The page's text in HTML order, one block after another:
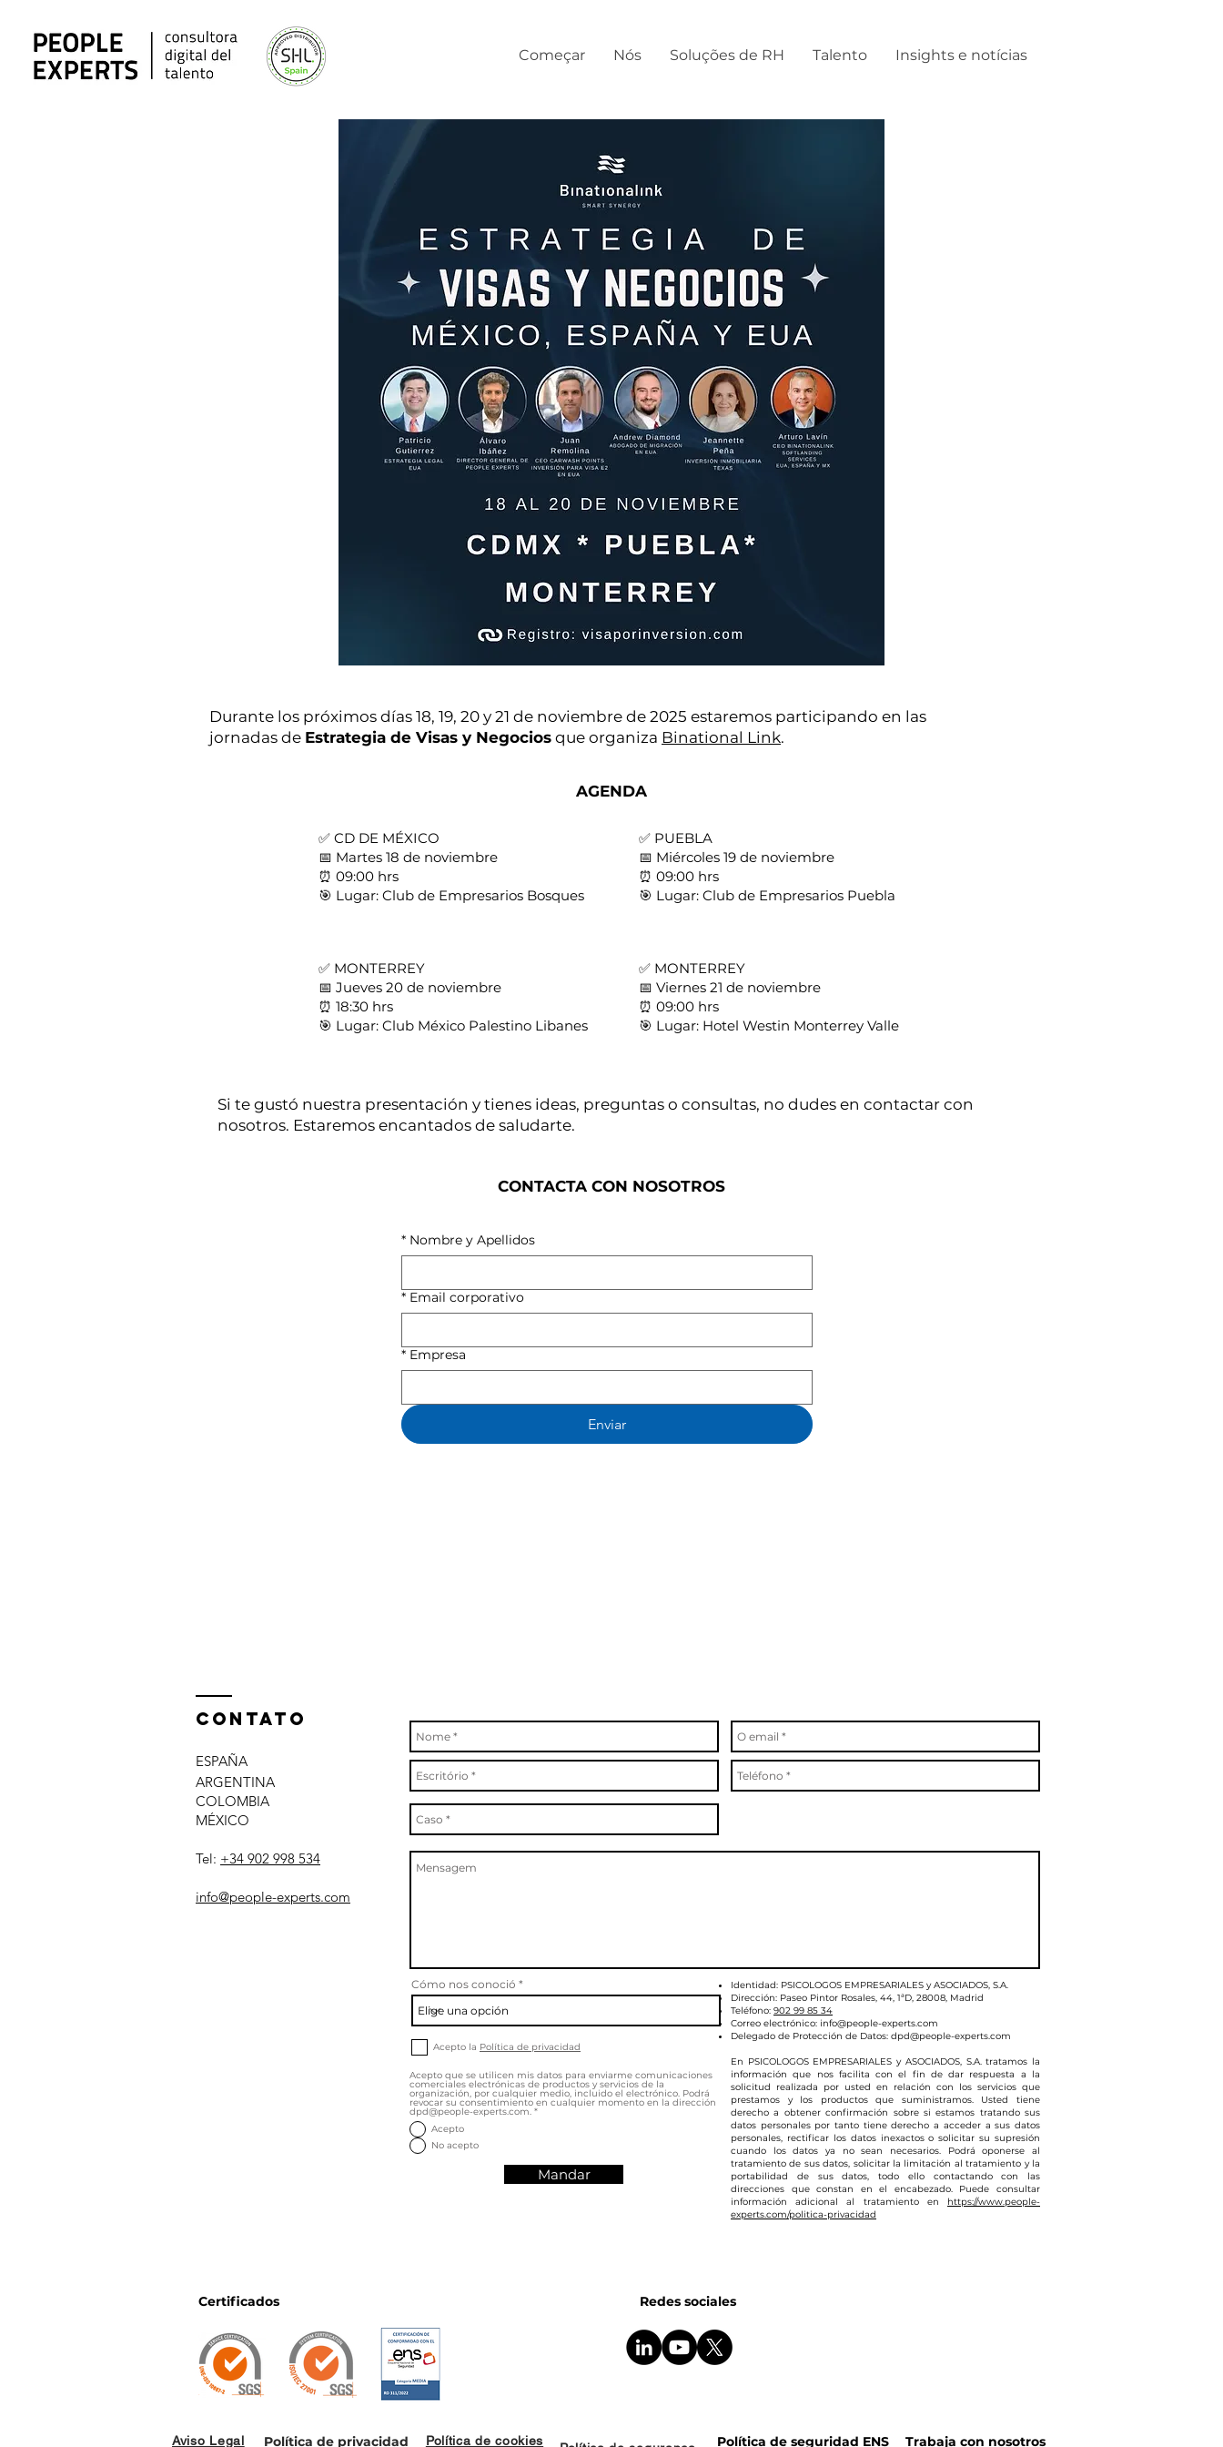
Começar Nós Soluções de RH Talento Insights e notícias
Durante los próximos días 18, 19, 20 y 21 de noviembre de 2025 estaremos participando en las
jornadas de Estrategia de Visas y Negocios que organiza Binational Link.
AGENDA
✅ CD DE MÉXICO
📅 Martes 18 de noviembre
⏰ 09:00 hrs
🎯 Lugar: Club de Empresarios Bosques
✅ PUEBLA
📅 Miércoles 19 de noviembre
⏰ 09:00 hrs
🎯 Lugar: Club de Empresarios Puebla
✅ MONTERREY
📅 Jueves 20 de noviembre
⏰ 18:30 hrs
🎯 Lugar: Club México Palestino Libanes
✅ MONTERREY
📅 Viernes 21 de noviembre
⏰ 09:00 hrs
🎯 Lugar: Hotel Westin Monterrey Valle
Si te gustó nuestra presentación y tienes ideas, preguntas o consultas, no dudes en contactar con
nosotros. Estaremos encantados de saludarte.
CONTACTA CON NOSOTROS
* Nombre y Apellidos
* Email corporativo
* Empresa
Enviar
Contato
ESPAÑA
ARGENTINA
COLOMBIA
MÉXICO
Tel: +34 902 998 534
info@people-experts.com
Cómo nos conoció
Acepto la Política de privacidad
Acepto que se utilicen mis datos para enviarme comunicaciones
comerciales electrónicas de productos y servicios de la
organización, por cualquier medio, incluido el electrónico. Podrá
revocar su consentimiento en cualquier momento en la dirección
dpd@people-experts.com. *
Acepto
No acepto
Mandar
Identidad: PSICOLOGOS EMPRESARIALES y ASOCIADOS, S.A.
Dirección: Paseo Pintor Rosales, 44, 1ªD, 28008, Madrid
Teléfono: 902 99 85 34
Correo electrónico: info@people-experts.com
Delegado de Protección de Datos: dpd@people-experts.com
En PSICOLOGOS EMPRESARIALES y ASOCIADOS, S.A. tratamos la
información que nos facilita con el fin de dar respuesta a la
solicitud realizada por usted en relación con los servicios que
prestamos y los productos que suministramos. Usted tiene
derecho a obtener confirmación sobre si estamos tratando sus
datos personales por tanto tiene derecho a acceder a sus datos
personales, rectificar los datos inexactos o solicitar su supresión
cuando los datos ya no sean necesarios. Podrá oponerse al
tratamiento de sus datos, solicitar la limitación al tratamiento y la
portabilidad de sus datos, todo ello contactando con las
direcciones que constan en el encabezado. Puede consultar
información adicional al tratamiento en https://www.people-
experts.com/politica-privacidad
Certificados
Aviso Legal Política de privacidad Política de cookies
Redes sociales
Política de seguridad ENS Trabaja con nosotros